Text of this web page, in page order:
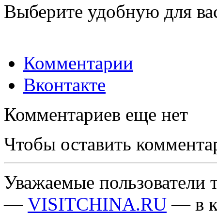
Выберите удобную для
Комментарии
Вконтакте
Комментариев еще нет
Чтобы оставить
Уважаемые пользователи
— VISITCHINA.RU — в